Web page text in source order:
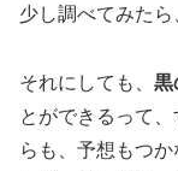
少し調べてみたら
それにしても、 黒
とができるって
らも、予想もつ